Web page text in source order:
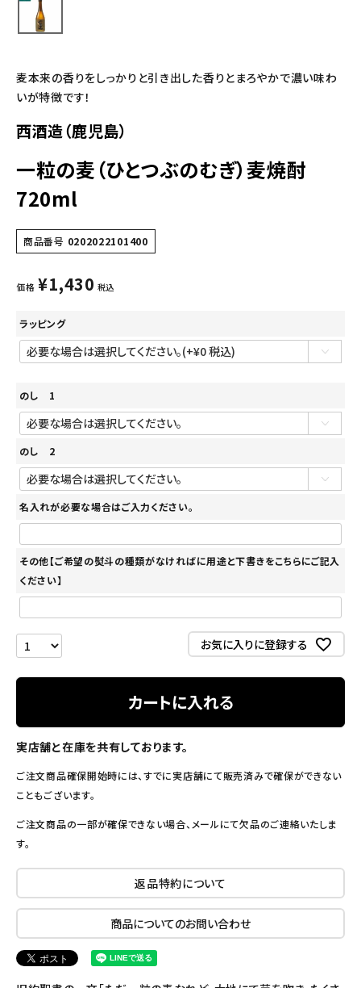
麦本来の香りをしっかりと引き出した香りとまろやかで濃い味わ
いが特徴です！
西酒造（鹿児島）
一粒の麦（ひとつぶのむぎ）麦焼酎
720ml
商品番号 0202022101400
価格 ¥1,430 税込
ラッピング
のし 1
のし 2
名入れが必要な場合はご入力ください。
その他【ご希望の熨斗の種類がなければに用途と下書きをこちらにご記入
ください】
お気に入りに登録する
カートに入れる
実店舗と在庫を共有しております。
ご注文商品確保開始時には、すでに実店舗にて販売済みで確保ができない
こともございます。
ご注文商品の一部が確保できない場合、メールにて欠品のご連絡いたしま
す。
返品特約について
商品についてのお問い合わせ